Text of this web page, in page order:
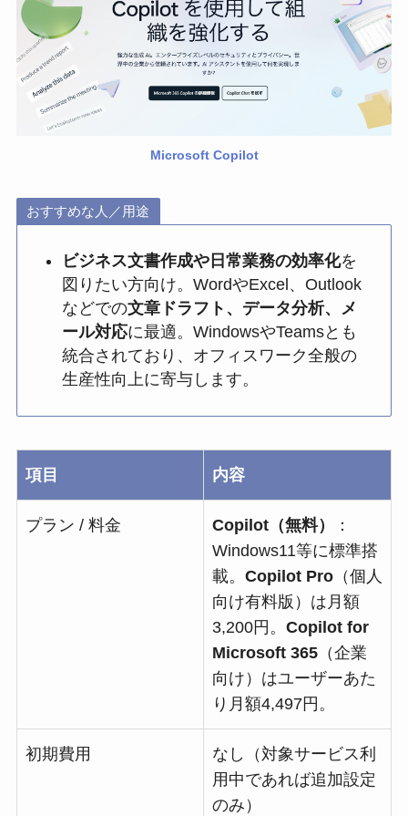
Microsoft Copilot
おすすめな人／用途
ビジネス文書作成や日常業務の効率化を
図りたい方向け。WordやExcel、Outlook
などでの文章ドラフト、データ分析、メ
ール対応に最適。WindowsやTeamsとも
統合されており、オフィスワーク全般の
生産性向上に寄与します。
項目 内容
プラン / 料金 Copilot（無料）
：
Windows11等に標準搭
載。 Copilot Pro（個人
向け有料版）は月額
3,200円。 Copilot for
Microsoft 365（企業
向け）はユーザーあた
り月額4,497円。
初期費用
なし（対象サービス利
用中であれば追加設定
のみ）